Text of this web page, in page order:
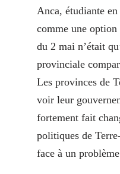
Anca, étudiante
comme une option
du 2 mai n’était
provinciale
Les provinces de
voir leur
fortement fait
politiques de
face à un